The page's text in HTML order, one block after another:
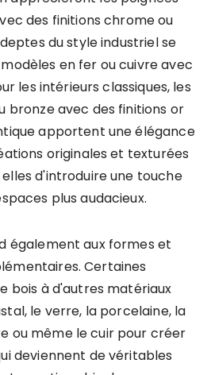
des finitions chrome ou
du style industriel se
en fer ou cuivre avec
les intérieurs classiques, les
bronze avec des finitions or
apportent une élégance
originales et texturées
d'introduire une touche
plus audacieux.
également aux formes et
Certaines
bois à d'autres matériaux
le verre, la porcelaine, la
ou même le cuir pour créer
deviennent de véritables